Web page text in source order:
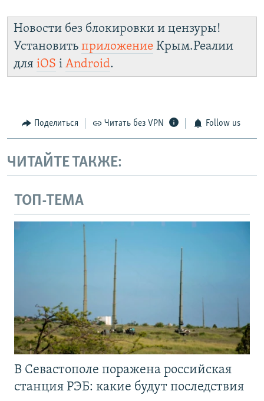
Новости без блокировки и цензуры!
Установить приложение Крым.Реалии
для iOS і Android.
Поделиться Читать без VPN Follow us
ЧИТАЙТЕ ТАКЖЕ:
ТОП-ТЕМА
В Севастополе поражена российская
станция РЭБ: какие будут последствия